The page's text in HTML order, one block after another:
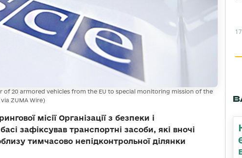
of 20 armored vehicles from the EU to special monitoring mission of the
ZUMA Wire)
місії Організації з безпеки і
зафіксував транспортні засоби, які вночі
тимчасово непідконтрольної ділянки